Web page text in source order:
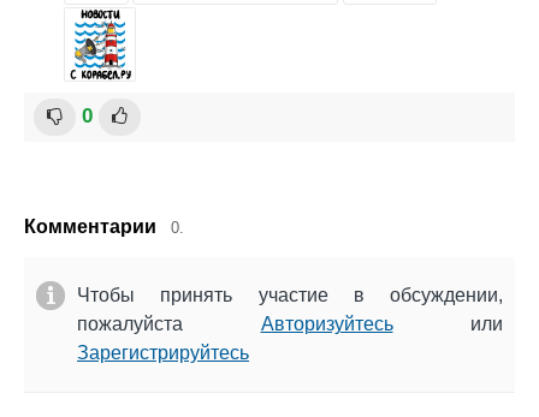
0
Комментарии 0.
Чтобы принять участие в обсуждении,
пожалуйста Авторизуйтесьили
Зарегистрируйтесь